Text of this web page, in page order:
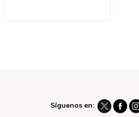
Síguenos en: